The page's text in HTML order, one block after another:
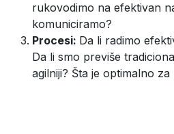
rukovodimo na efektivan
komuniciramo?
Procesi: Da li radimo
Da li smo previše
agilniji? Šta je optimalno za